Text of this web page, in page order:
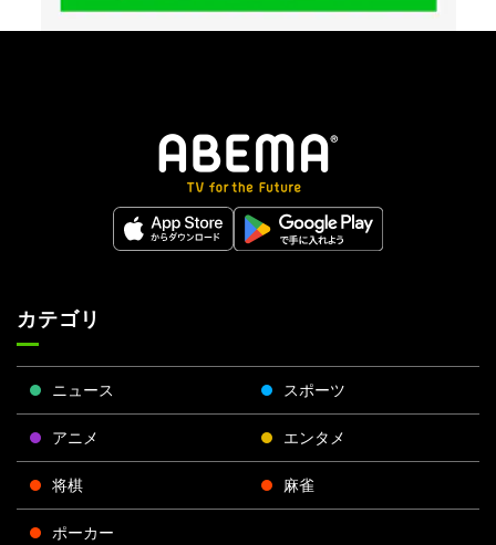
カテゴリ
ニュース スポーツ
アニメ エンタメ
将棋 麻雀
ポーカー